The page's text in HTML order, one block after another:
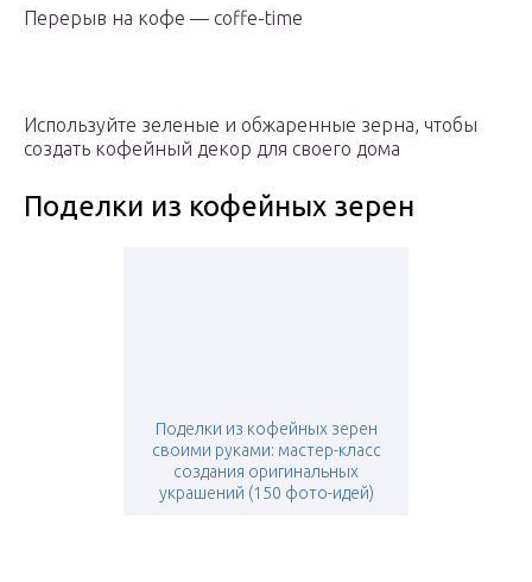
Перерыв на кофе — coffe-time
Используйте зеленые и обжаренные зерна, чтобы
создать кофейный декор для своего дома
Поделки из кофейных зерен
Поделки из кофейных зерен
своими руками: мастер-класс
создания оригинальных
украшений (150 фото-идей)